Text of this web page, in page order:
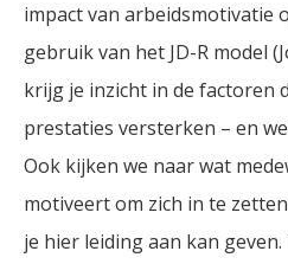
impact van arbeidsmotivatie
gebruik van het JD-R model
krijg je inzicht in de factoren
prestaties versterken – en
Ook kijken we naar wat
motiveert om zich in te
je hier leiding aan kan